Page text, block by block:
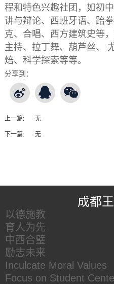
程和特色兴趣社团，如初
讲与辩论、西班牙语、跆
克、合唱、西方建筑史等
主持、拉丁舞、葫芦丝、
焙、科学探索等等。
分享到：
上一篇: 无
下一篇: 无
成都
以德施教
育人为先
中西合璧
励志未来
Inculcate Moral Values
Focus on Student